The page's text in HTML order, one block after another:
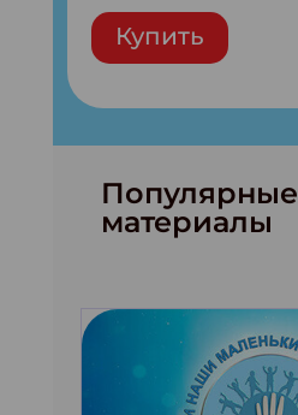
Купить
Популярные
материалы